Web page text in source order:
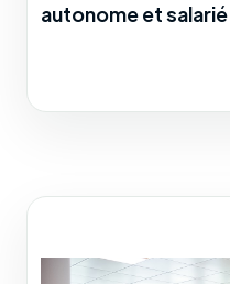
autonome et salarié